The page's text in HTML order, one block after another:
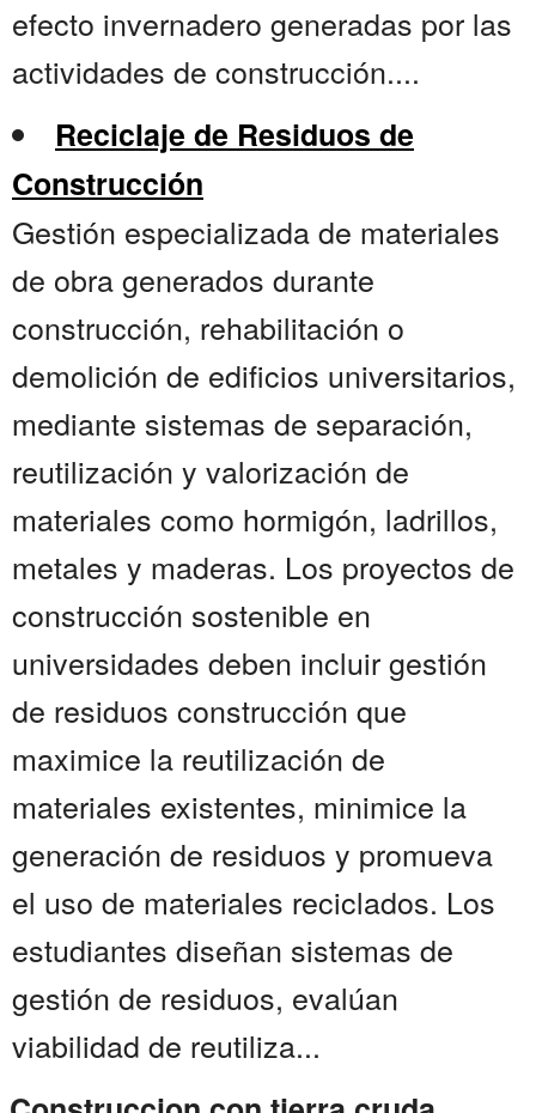
efecto invernadero generadas por las
actividades de construcción....
Reciclaje de Residuos de
Construcción
Gestión especializada de materiales
de obra generados durante
construcción, rehabilitación o
demolición de edificios universitarios,
mediante sistemas de separación,
reutilización y valorización de
materiales como hormigón, ladrillos,
metales y maderas. Los proyectos de
construcción sostenible en
universidades deben incluir gestión
de residuos construcción que
maximice la reutilización de
materiales existentes, minimice la
generación de residuos y promueva
el uso de materiales reciclados. Los
estudiantes diseñan sistemas de
gestión de residuos, evalúan
viabilidad de reutiliza...